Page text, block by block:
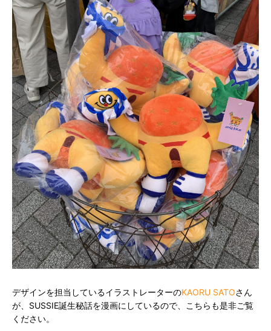
デザインを担当しているイラストレーターのKAORU SATOさん
が、SUSSIE誕生秘話を漫画にしているので、こちらも是非ご覧
ください。